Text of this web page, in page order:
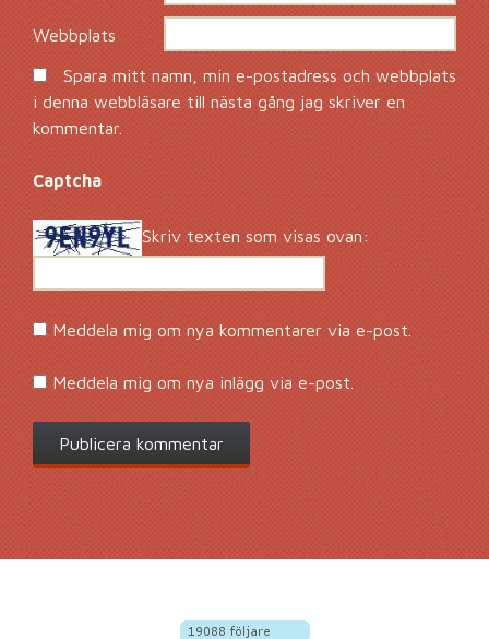
Webbplats
Spara mitt namn, min e-postadress och webbplats
i denna webbläsare till nästa gång jag skriver en
kommentar.
Captcha*
Skriv texten som visas ovan:
Meddela mig om nya kommentarer via e-post.
Meddela mig om nya inlägg via e-post.